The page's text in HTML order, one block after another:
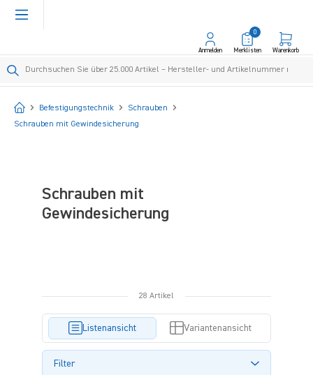
springen
Anmelden Merklisten
0
Warenkorb
Startseite
Befestigungstechnik
Schrauben
Schrauben mit Gewindesicherung
Schrauben mit
Gewindesicherung
28 Artikel
Listenansicht Variantenansicht
Filter